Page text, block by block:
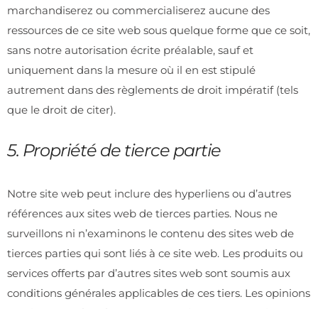
marchandiserez ou commercialiserez aucune des
ressources de ce site web sous quelque forme que ce soit,
sans notre autorisation écrite préalable, sauf et
uniquement dans la mesure où il en est stipulé
autrement dans des règlements de droit impératif (tels
que le droit de citer).
5. Propriété de tierce partie
Notre site web peut inclure des hyperliens ou d’autres
références aux sites web de tierces parties. Nous ne
surveillons ni n’examinons le contenu des sites web de
tierces parties qui sont liés à ce site web. Les produits ou
services offerts par d’autres sites web sont soumis aux
conditions générales applicables de ces tiers. Les opinions